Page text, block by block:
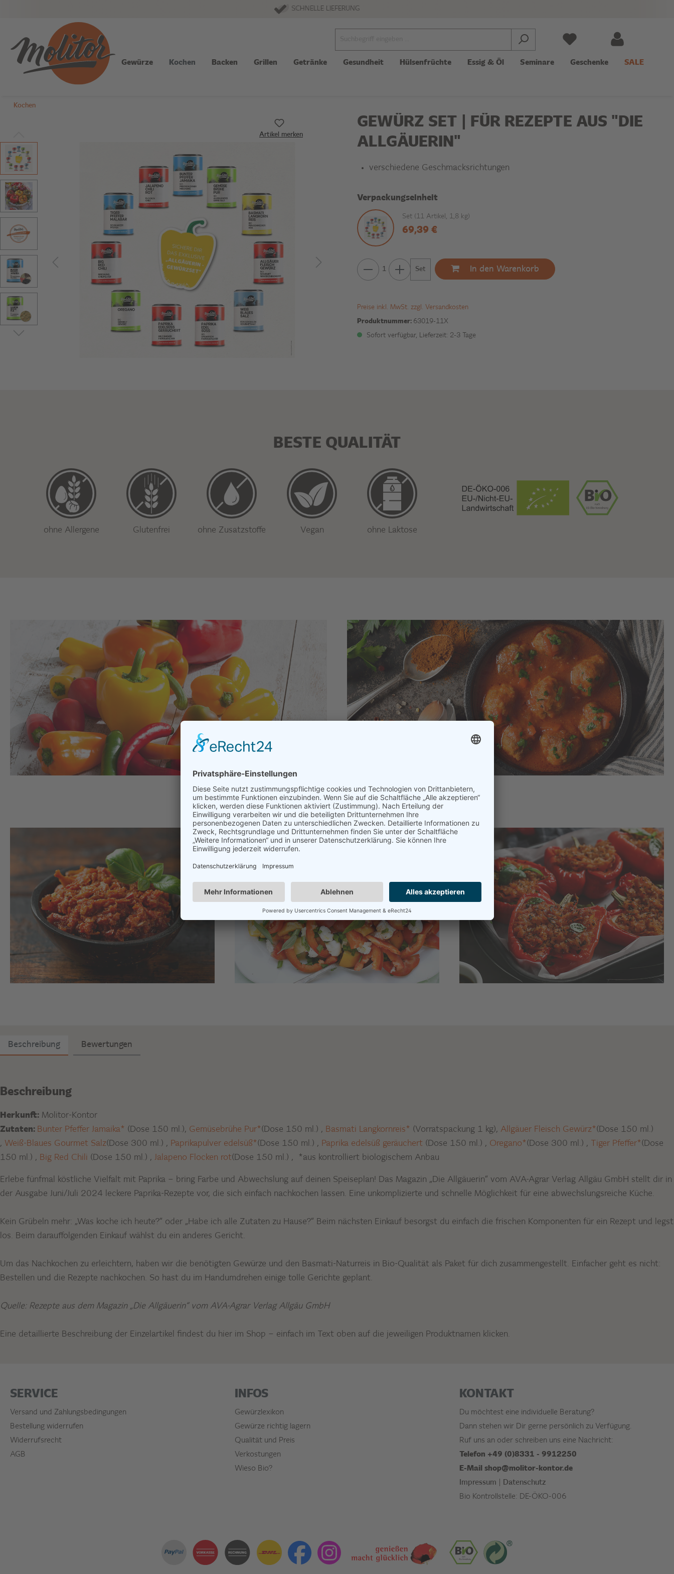
SCHNELLE LIEFERUNG
Gewürze Kochen Backen Grillen Getränke Gesundheit Hülsenfrüchte Essig & Öl Seminare Geschenke SALE
Kochen
Artikel merken
GEWÜRZ SET | FÜR REZEPTE AUS "DIE
ALLGÄUERIN"
verschiedene Geschmacksrichtungen
Verpackungseinheit
Set (11 Artikel, 1,8 kg)
69,39 €
Set In den Warenkorb
Preise inkl. MwSt. zzgl. Versandkosten
Produktnummer: 63019-11X
Sofort verfügbar, Lieferzeit: 2-3 Tage
BESTE QUALITÄT
ohne Allergene Glutenfrei ohne Zusatzstoffe Vegan ohne Laktose
Beschreibung Bewertungen
Beschreibung
Herkunft: Molitor-Kontor
Zutaten: Bunter Pfeffer Jamaika* (Dose 150 ml.), Gemüsebrühe Pur*(Dose 150 ml.) , Basmati Langkornreis* (Vorratspackung 1 kg), Allgäuer Fleisch Gewürz*(Dose 150 ml.)
, Weiß-Blaues Gourmet Salz(Dose 300 ml.) , Paprikapulver edelsüß*(Dose 150 ml.) , Paprika edelsüß geräuchert (Dose 150 ml.) , Oregano*(Dose 300 ml.) , Tiger Pfeffer*(Dose
150 ml.) , Big Red Chili (Dose 150 ml.) , Jalapeno Flocken rot(Dose 150 ml.) , *aus kontrolliert biologischem Anbau
Erlebe fünfmal köstliche Vielfalt mit Paprika – bring Farbe und Abwechslung auf deinen Speiseplan! Das Magazin „Die Allgäuerin“ vom AVA-Agrar Verlag Allgäu GmbH stellt dir in
der Ausgabe Juni/Juli 2024 leckere Paprika-Rezepte vor, die sich einfach nachkochen lassen. Eine unkomplizierte und schnelle Möglichkeit für eine abwechslungsreiche Küche.
Kein Grübeln mehr: „Was koche ich heute?“ oder „Habe ich alle Zutaten zu Hause?“ Beim nächsten Einkauf besorgst du einfach die frischen Komponenten für ein Rezept und legst
los. Beim darauffolgenden Einkauf wählst du ein anderes Gericht.
Um das Nachkochen zu erleichtern, haben wir die benötigten Gewürze und den Basmati-Naturreis in Bio-Qualität als Paket für dich zusammengestellt. Einfacher geht es nicht:
Bestellen und die Rezepte nachkochen. So hast du im Handumdrehen einige tolle Gerichte geplant.
Quelle: Rezepte aus dem Magazin „Die Allgäuerin“ vom AVA-Agrar Verlag Allgäu GmbH
Eine detaillierte Beschreibung der Einzelartikel findest du hier im Shop – einfach im Text oben auf die jeweiligen Produktnamen klicken.
KONTAKT
Du möchtest eine individuelle Beratung?
Dann stehen wir Dir gerne persönlich zu Verfügung.
Ruf uns an oder schreiben uns eine Nachricht:
Telefon +49 (0)8331 - 9912250
E-Mail shop@molitor-kontor.de
Impressum
Datenschutz
Bio Kontrollstelle: DE-ÖKO-006
SERVICE
Versand und Zahlungsbedingungen
Bestellung widerrufen
Widerrufsrecht
AGB
INFOS
Gewürzlexikon
Gewürze richtig lagern
Qualität und Preis
Verkostungen
Wieso Bio?